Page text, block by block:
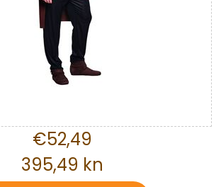
€52,49
395,49 kn